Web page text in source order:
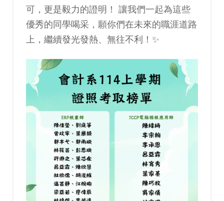
可，更是毅力的證明！ 讓我們一起為這些
優秀的同學喝采，願你們在未來的職涯道路
上，繼續發光發熱、無往不利！✨